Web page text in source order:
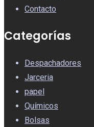
Contacto
Categorías
Despachadores
Jarceria
papel
Químicos
Bolsas